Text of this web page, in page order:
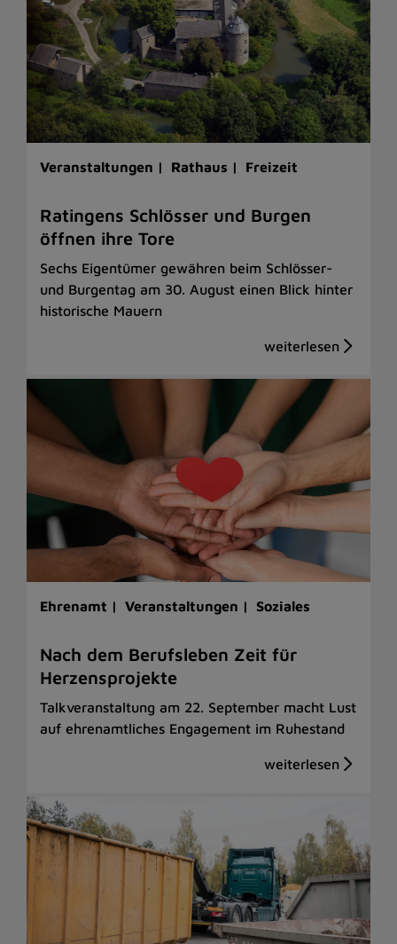
Veranstaltungen | Rathaus | Freizeit
Ratingens Schlösser und Burgen
öffnen ihre Tore
Sechs Eigentümer gewähren beim Schlösser-
und Burgentag am 30. August einen Blick hinter
historische Mauern
Ehrenamt | Veranstaltungen | Soziales
Nach dem Berufsleben Zeit für
Herzensprojekte
Talkveranstaltung am 22. September macht Lust
auf ehrenamtliches Engagement im Ruhestand